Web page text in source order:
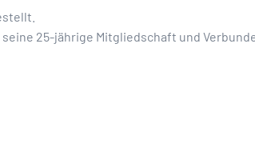
25-jährige Mitgliedschaft und